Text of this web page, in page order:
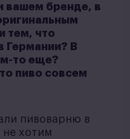
вашем бренде, в
тем, что
Германии? В
то еще?
пиво совсем
пивоварню в
не хотим